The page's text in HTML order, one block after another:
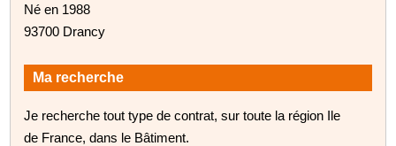
Né en 1988
93700 Drancy
Ma recherche
Je recherche tout type de contrat, sur toute la région Ile
de France, dans le Bâtiment.